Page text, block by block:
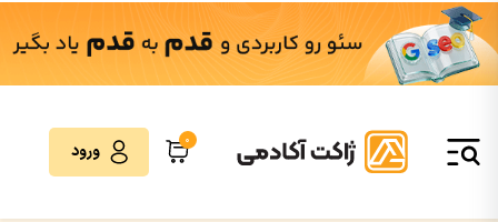
0
ورود